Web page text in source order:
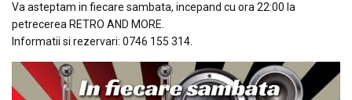
Va asteptam in fiecare sambata, incepand cu ora 22:00 la
petrecerea RETRO AND MORE.
Informatii si rezervari: 0746 155 314.